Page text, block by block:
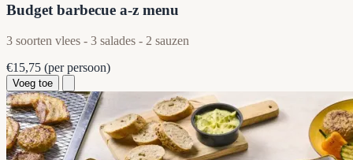
Budget barbecue a-z menu
3 soorten vlees - 3 salades - 2 sauzen
€15,75 (per persoon)
Voeg toe